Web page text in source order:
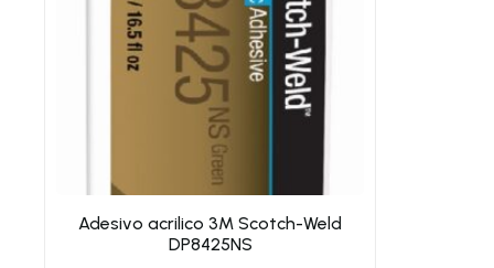
Adesivo acrilico 3M Scotch-Weld
DP8425NS